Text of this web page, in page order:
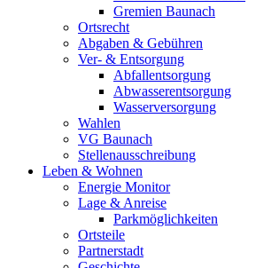
Gremien Baunach
Ortsrecht
Abgaben & Gebühren
Ver- & Entsorgung
Abfallentsorgung
Abwasserentsorgung
Wasserversorgung
Wahlen
VG Baunach
Stellenausschreibung
Leben & Wohnen
Energie Monitor
Lage & Anreise
Parkmöglichkeiten
Ortsteile
Partnerstadt